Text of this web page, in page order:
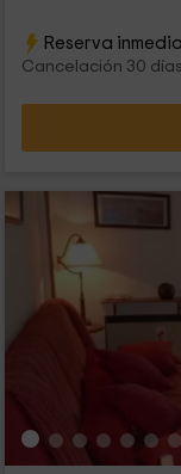
necesitar para que
inolvidables.
Reserva
Cancelación 30